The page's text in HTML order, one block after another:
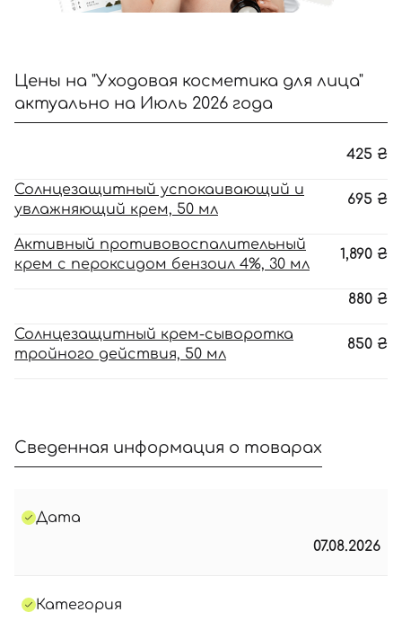
Цены на "Уходовая косметика для лица"
актуально на Июль 2026 года
425 ₴
Солнцезащитный успокаивающий и
увлажняющий крем, 50 мл
695 ₴
Активный противовоспалительный
крем с пероксидом бензоил 4%, 30 мл
1,890 ₴
880 ₴
Солнцезащитный крем-сыворотка
тройного действия, 50 мл
850 ₴
Сведенная информация о товарах
Дата
07.08.2026
Категория